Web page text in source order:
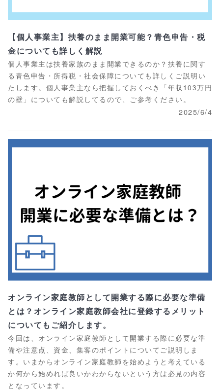
【個人事業主】扶養のまま開業可能？青色申告・税
金についても詳しく解説
個人事業主は扶養家族のまま開業できるのか？扶養に関す
る青色申告・所得税・社会保障についても詳しくご説明い
たします。個人事業主なら把握しておくべき「年収103万円
の壁」についても解説してるので、ご参考ください。
2025/6/4
オンライン家庭教師として開業する際に必要な準備
とは？オンライン家庭教師会社に登録するメリット
についてもご紹介します。
今回は、オンライン家庭教師として開業する際に必要な準
備や注意点、資金、集客のポイントについてご説明しま
す。いまからオンライン家庭教師を始めようと考えている
か何から始めれば良いかわからないという方は必見の内容
となっています。